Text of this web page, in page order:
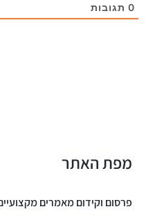
0תגובות
מפת האתר
פרסום וקידום מאמרים מקצועיים